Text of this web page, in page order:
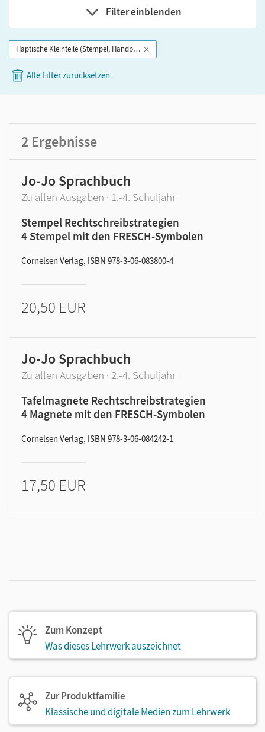
Filter einblenden
Band
GER-Niveau
Haptische Kleinteile (Stempel, Handpuppen etc.)
Alle Filter zurücksetzen
2 Ergebnisse
Jo-Jo Sprachbuch
Zu allen Ausgaben · 1.-4. Schuljahr
Stempel Rechtschreibstrategien
4 Stempel mit den FRESCH-Symbolen
Cornelsen Verlag, ISBN 978-3-06-083800-4
20,50 EUR
Jo-Jo Sprachbuch
Zu allen Ausgaben · 2.-4. Schuljahr
Tafelmagnete Rechtschreibstrategien
4 Magnete mit den FRESCH-Symbolen
Cornelsen Verlag, ISBN 978-3-06-084242-1
17,50 EUR
Zum Konzept
Was dieses Lehrwerk auszeichnet
Zur Produktfamilie
Klassische und digitale Medien zum Lehrwerk